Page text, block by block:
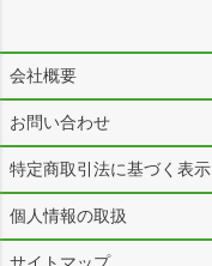
会社概要
お問い合わせ
特定商取引法に基づく表示
個人情報の取扱